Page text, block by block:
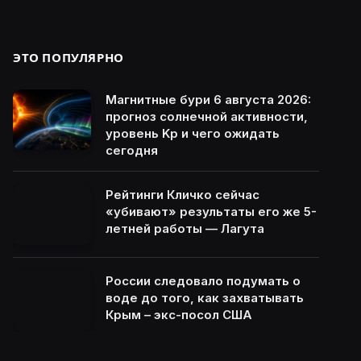
ЭТО ПОПУЛЯРНО
Магнитные бури 6 августа 2026:
прогноз солнечной активности,
уровень Kp и чего ожидать
сегодня
Рейтинги Кличко сейчас
«убивают» результаты его же 5-
летней работы — Лагута
России следовало подумать о
воде до того, как захватывать
Крым – экс-посол США